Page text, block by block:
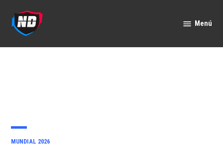
contenido
Menú
PUBLICADO
MUNDIAL 2026